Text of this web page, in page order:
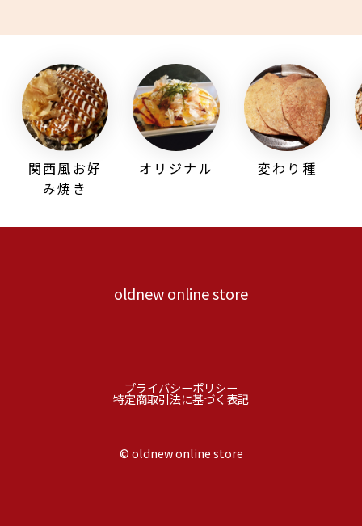
関西風お好
み焼き
オリジナル 変わり種
oldnew online store
プライバシーポリシー
特定商取引法に基づく表記
©︎ oldnew online store